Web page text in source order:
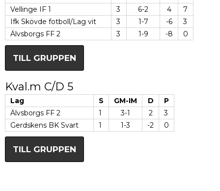
Vellinge IF 1
3 6-2 4
7
Ifk Skövde fotboll/Lag vit
3 1-7 -6
3
Älvsborgs FF 2
3 1-9 -8 0
TILL GRUPPEN
Kval.m C/D 5
Lag S GM-IM D
P
Älvsborgs FF 2
1 3-1 2
3
Gerdskens BK Svart
1 1-3 -2 0
TILL GRUPPEN